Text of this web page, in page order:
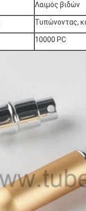
Λαιμός βιδών
Τυπώνοντας,
10000 PC